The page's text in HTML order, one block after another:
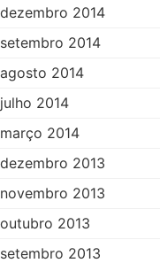
dezembro 2014
setembro 2014
agosto 2014
julho 2014
março 2014
dezembro 2013
novembro 2013
outubro 2013
setembro 2013